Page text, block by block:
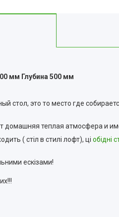
мм Глубина 500 мм
стол, это то место где
домашняя теплая атмосфера и
( стіл в стилі лофт), ці обідні
ескізами!